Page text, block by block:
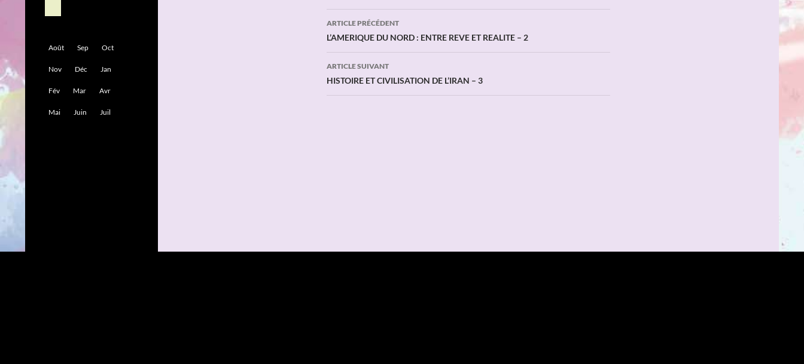
Navigation
des
articles
ARTICLE PRÉCÉDENT
L’AMERIQUE DU NORD : ENTRE REVE ET REALITE – 2
ARTICLE SUIVANT
HISTOIRE ET CIVILISATION DE L’IRAN – 3
Août Sep Oct
Nov Déc Jan
Fév Mar Avr
Mai Juin Juil